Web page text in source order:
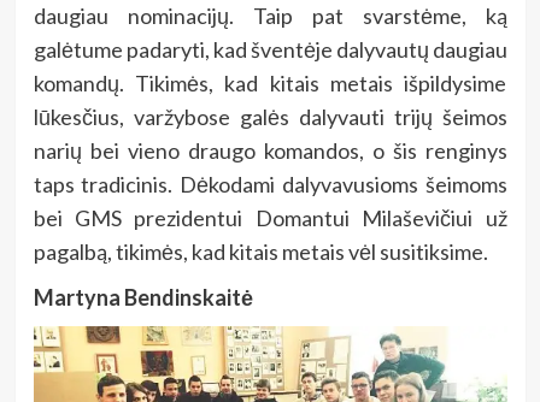
daugiau nominacijų. Taip pat svarstėme, ką
galėtume padaryti, kad šventėje dalyvautų daugiau
komandų. Tikimės, kad kitais metais išpildysime
lūkesčius, varžybose galės dalyvauti trijų šeimos
narių bei vieno draugo komandos, o šis renginys
taps tradicinis. Dėkodami dalyvavusioms šeimoms
bei GMS prezidentui Domantui Milaševičiui už
pagalbą, tikimės, kad kitais metais vėl susitiksime.
Martyna Bendinskaitė